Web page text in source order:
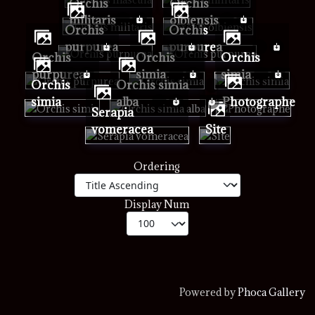
Orchis
militaris
orchis
olbiensis
Orchis
purpurea
Orchis
purpurea
Orchis
purpurea
Orchis
simia
Orchis
simia
Orchis
simia
Orchis simia
alba
Photographe
Serapia
vomeracea
Site
Ordering
Display Num
Powered byPhoca Gallery